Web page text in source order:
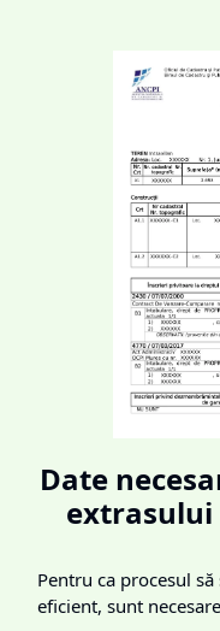
Date
extrasului
Pentru ca procesul
eficient, sunt